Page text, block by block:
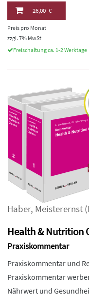
26,00 €
Preis pro Monat
zzgl. 7% MwSt
Freischaltung ca. 1-2 Werktage
Haber, Meisterernst
Health & Nutrition
Praxiskommentar
Praxiskommentar und
Praxiskommentar
Nährwert und